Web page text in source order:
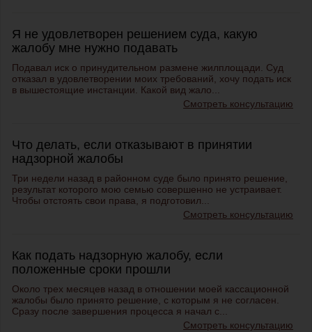
Я не удовлетворен решением суда, какую
жалобу мне нужно подавать
Подавал иск о принудительном размене жилплощади. Суд
отказал в удовлетворении моих требований, хочу подать иск
в вышестоящие инстанции. Какой вид жало...
Смотреть консультацию
Что делать, если отказывают в принятии
надзорной жалобы
Три недели назад в районном суде было принято решение,
результат которого мою семью совершенно не устраивает.
Чтобы отстоять свои права, я подготовил...
Смотреть консультацию
Как подать надзорную жалобу, если
положенные сроки прошли
Около трех месяцев назад в отношении моей кассационной
жалобы было принято решение, с которым я не согласен.
Сразу после завершения процесса я начал с...
Смотреть консультацию